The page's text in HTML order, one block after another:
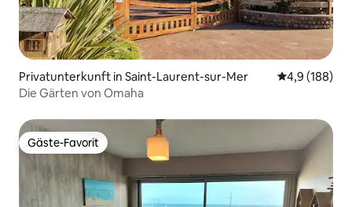
Privatunterkunft in Saint-Laurent-sur-Mer
4,9 (188)
Die Gärten von Omaha
Gäste-Favorit
Gäste-Favorit